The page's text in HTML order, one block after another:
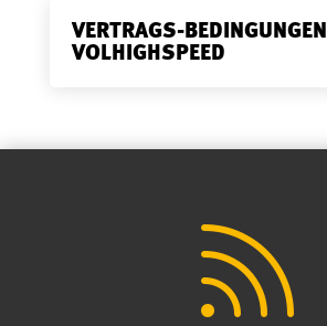
VERTRAGS-BEDINGUNGEN
VOLHIGHSPEED
